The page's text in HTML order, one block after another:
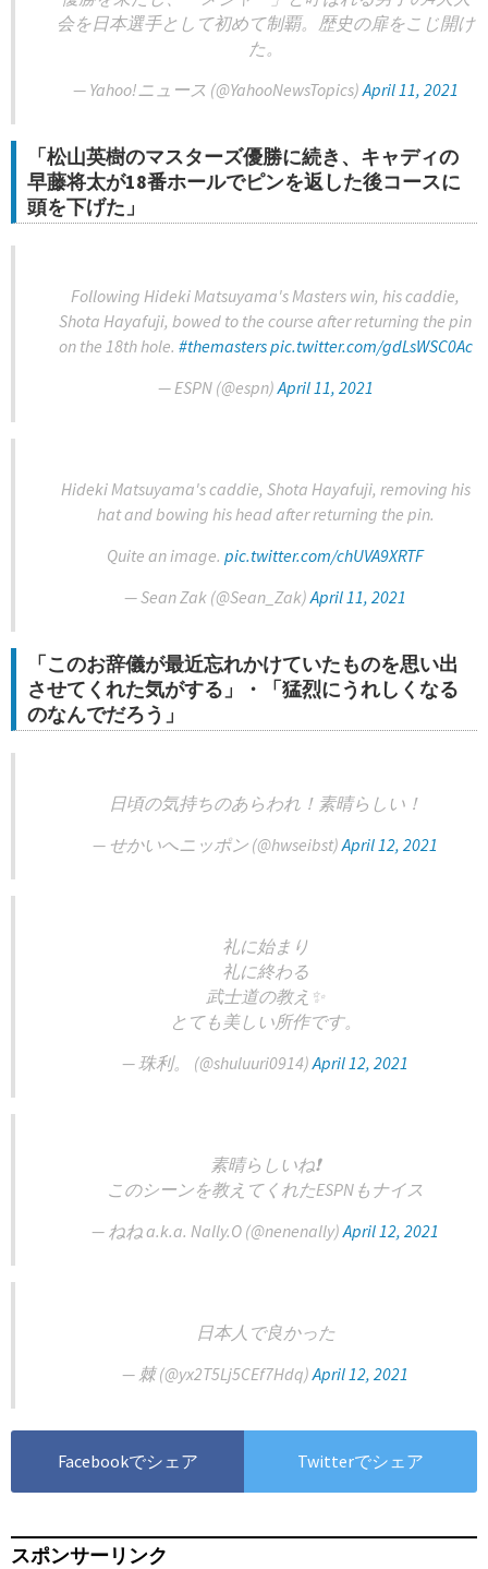
会を日本選手として初めて制覇。歴史の扉をこじ開け
た。
— Yahoo!ニュース (@YahooNewsTopics)April 11, 2021
「松山英樹のマスターズ優勝に続き、キャディの
早藤将太が18番ホールでピンを返した後コースに
頭を下げた」
Following Hideki Matsuyama's Masters win, his caddie,
Shota Hayafuji, bowed to the course after returning the pin
on the 18th hole. #themasterspic.twitter.com/gdLsWSC0Ac
— ESPN (@espn)April 11, 2021
Hideki Matsuyama's caddie, Shota Hayafuji, removing his
hat and bowing his head after returning the pin.
Quite an image. pic.twitter.com/chUVA9XRTF
— Sean Zak (@Sean_Zak)April 11, 2021
「このお辞儀が最近忘れかけていたものを思い出
させてくれた気がする」・「猛烈にうれしくなる
のなんでだろう」
日頃の気持ちのあらわれ！素晴らしい！
— せかいへニッポン (@hwseibst)April 12, 2021
礼に始まり
礼に終わる
武士道の教え✨
とても美しい所作です。
— 珠利。 (@shuluuri0914)April 12, 2021
素晴らしいね❗️
このシーンを教えてくれたESPNもナイス
— ねね a.k.a. Nally.O (@nenenally)April 12, 2021
日本人で良かった
— 棘 (@yx2T5Lj5CEf7Hdq)April 12, 2021
Facebookでシェア Twitterでシェア
スポンサーリンク